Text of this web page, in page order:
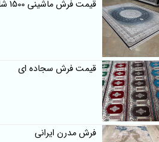
قیمت فرش ماشینی 1500 شانه
قیمت فرش سجاده ای
فرش مدرن ایرانی